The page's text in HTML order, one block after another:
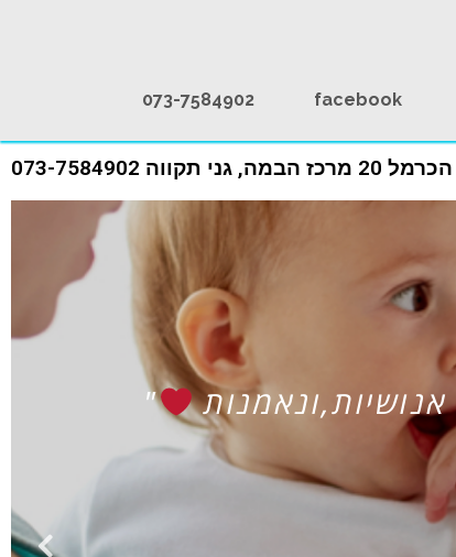
facebook
073-7584902
תקווה 073-7584902
מקצוען בתחומו.עזר לבן שלי